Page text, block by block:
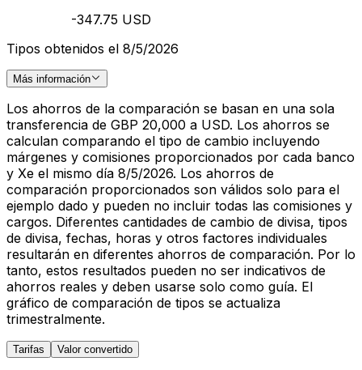
-347.75 USD
Tipos obtenidos el 8/5/2026
Más información
Los ahorros de la comparación se basan en una sola
transferencia de GBP 20,000 a USD. Los ahorros se
calculan comparando el tipo de cambio incluyendo
márgenes y comisiones proporcionados por cada banco
y Xe el mismo día 8/5/2026. Los ahorros de
comparación proporcionados son válidos solo para el
ejemplo dado y pueden no incluir todas las comisiones y
cargos. Diferentes cantidades de cambio de divisa, tipos
de divisa, fechas, horas y otros factores individuales
resultarán en diferentes ahorros de comparación. Por lo
tanto, estos resultados pueden no ser indicativos de
ahorros reales y deben usarse solo como guía. El
gráfico de comparación de tipos se actualiza
trimestralmente.
Tarifas Valor convertido